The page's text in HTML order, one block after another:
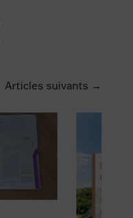
Articles suivants →